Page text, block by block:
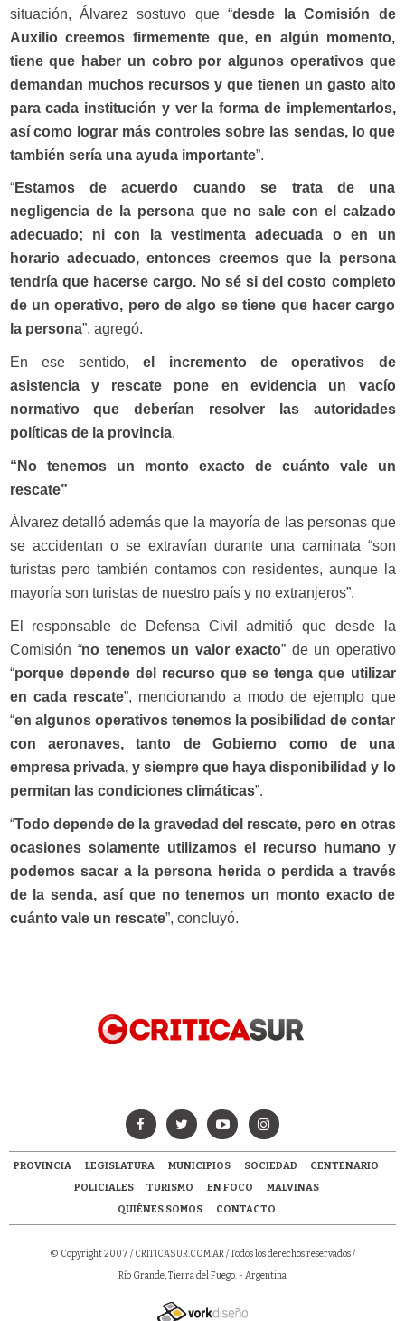
situación, Álvarez sostuvo que “desde la Comisión de
Auxilio creemos firmemente que, en algún momento,
tiene que haber un cobro por algunos operativos que
demandan muchos recursos y que tienen un gasto alto
para cada institución y ver la forma de implementarlos,
así como lograr más controles sobre las sendas, lo que
también sería una ayuda importante”.
“Estamos de acuerdo cuando se trata de una
negligencia de la persona que no sale con el calzado
adecuado; ni con la vestimenta adecuada o en un
horario adecuado, entonces creemos que la persona
tendría que hacerse cargo. No sé si del costo completo
de un operativo, pero de algo se tiene que hacer cargo
la persona”, agregó.
En ese sentido,el incremento de operativos de
asistencia y rescate pone en evidencia un vacío
normativo que deberían resolver las autoridades
políticas de la provincia.
“No tenemos un monto exacto de cuánto vale un
rescate”
Álvarez detalló además que la mayoría de las personas que
se accidentan o se extravían durante una caminata “son
turistas pero también contamos con residentes, aunque la
mayoría son turistas de nuestro país y no extranjeros”.
El responsable de Defensa Civil admitió que desde la
Comisión “no tenemos un valor exacto” de un operativo
“porque depende del recurso que se tenga que utilizar
en cada rescate”, mencionando a modo de ejemplo que
“en algunos operativos tenemos la posibilidad de contar
con aeronaves, tanto de Gobierno como de una
empresa privada, y siempre que haya disponibilidad y lo
permitan las condiciones climáticas”.
“Todo depende de la gravedad del rescate, pero en otras
ocasiones solamente utilizamos el recurso humano y
podemos sacar a la persona herida o perdida a través
de la senda, así que no tenemos un monto exacto de
cuánto vale un rescate”, concluyó.
PROVINCIA LEGISLATURA MUNICIPIOS SOCIEDAD
CENTENARIO
POLICIALES
TURISMO EN FOCO
MALVINAS
QUIÉNES SOMOS
CONTACTO
© Copyright 2007 / CRITICASUR.COM.AR/ Todos los derechos reservados /
Río Grande, Tierra del Fuego. - Argentina